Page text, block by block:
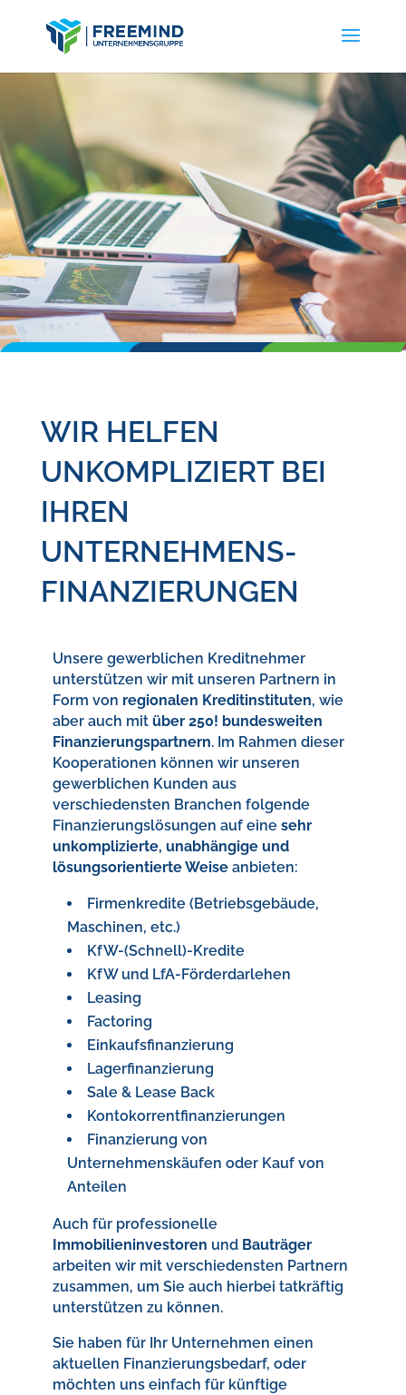
WIR HELFEN
UNKOMPLIZIERT BEI
IHREN
UNTERNEHMENS-
FINANZIERUNGEN
Unsere gewerblichen Kreditnehmer
unterstützen wir mit unseren Partnern in
Form von regionalen Kreditinstituten, wie
aber auch mitüber 250! bundesweiten
Finanzierungspartnern. Im Rahmen dieser
Kooperationen können wir unseren
gewerblichen Kunden aus
verschiedensten Branchen folgende
Finanzierungslösungen auf einesehr
unkomplizierte, unabhängige und
lösungsorientierte Weise anbieten:
Firmenkredite (Betriebsgebäude,
Maschinen, etc.)
KfW-(Schnell)-Kredite
KfW und LfA-Förderdarlehen
Leasing
Factoring
Einkaufsfinanzierung
Lagerfinanzierung
Sale & Lease Back
Kontokorrentfinanzierungen
Finanzierung von
Unternehmenskäufen oder Kauf von
Anteilen
Auch für professionelle
Immobilieninvestoren und Bauträger
arbeiten wir mit verschiedensten Partnern
zusammen, um Sie auch hierbei tatkräftig
unterstützen zu können.
Sie haben für Ihr Unternehmen einen
aktuellen Finanzierungsbedarf, oder
möchten uns einfach für künftige